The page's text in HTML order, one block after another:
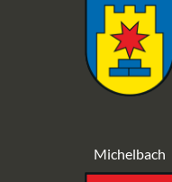
Michelbach